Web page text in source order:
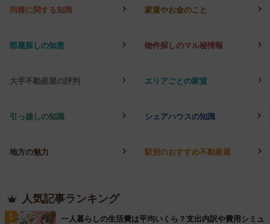
同棲に関する知識 家賃やお金のこと
部屋探しの知恵 物件探しのマル秘情報
大手不動産屋の評判 エリアごとの家賃
引っ越しの知識 シェアハウスの知識
地方の魅力 駅別のおすすめ不動産屋
人気記事ランキング
1
一人暮らしの生活費は平均いくら？支出内訳や費用シミュ